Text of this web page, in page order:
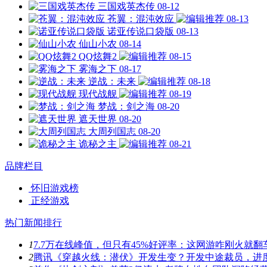
三国戏英杰传 08-12
苍翼：混沌效应
08-13
诺亚传说口袋版 08-13
仙山小农 08-14
QQ炫舞2
08-15
雾海之下 08-17
逆战：未来
08-18
现代战舰
08-19
梦战：剑之海 08-20
遮天世界 08-20
大周列国志 08-20
诡秘之主
08-21
品牌栏目
怀旧游戏榜
正经游戏
热门新闻排行
17.7万在线峰值，但只有45%好评率：这网游咋刚火就翻
2腾讯《穿越火线：潜伏》开发生变？开发中途裁员，进